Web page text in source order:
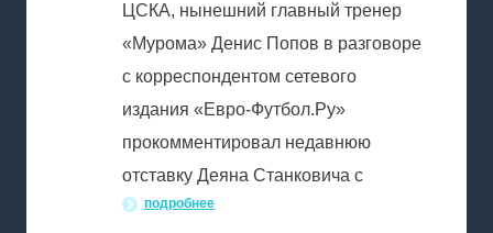
ЦСКА, нынешний главный тренер
«Мурома» Денис Попов в разговоре
с корреспондентом сетевого
издания «Евро-Футбол.Ру»
прокомментировал недавнюю
отставку Деяна Станковича с
подробнее